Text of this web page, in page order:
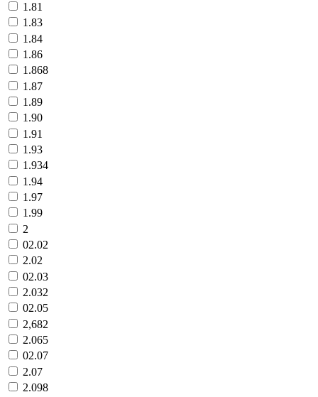
1.81
1.83
1.84
1.86
1.868
1.87
1.89
1.90
1.91
1.93
1.934
1.94
1.97
1.99
2
02.02
2.02
02.03
2.032
02.05
2,682
2.065
02.07
2.07
2.098